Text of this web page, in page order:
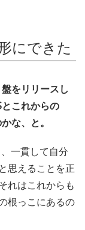
にできた
をリリースし
これからの
な、と。
一貫して自分
思えることを正
れはこれからも
根っこにあるの